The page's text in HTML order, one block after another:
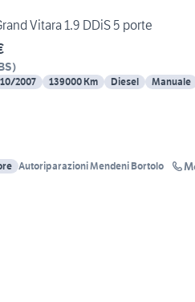
Vitara 1.9 DDiS 5 porte
)
10/2007 139000 Km Diesel Manuale
Autoriparazioni Mendeni Bortolo